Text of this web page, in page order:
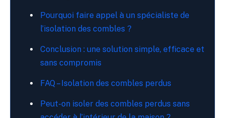
Pourquoi faire appel à un spécialiste de
l’isolation des combles ?
Conclusion : une solution simple, efficace et
sans compromis
FAQ – Isolation des combles perdus
Peut-on isoler des combles perdus sans